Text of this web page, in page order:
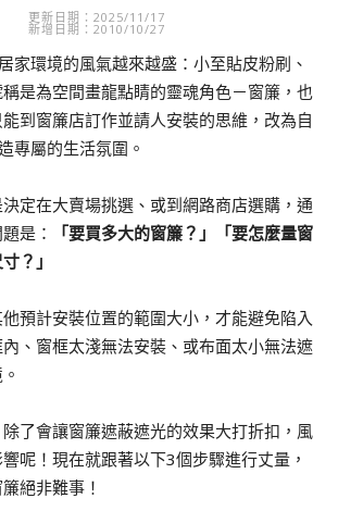
更新日期：2025/11/17
新增日期：2010/10/27
家環境的風氣越來越盛：小至貼皮粉刷、
是為空間畫龍點睛的靈魂角色－窗簾，也
到窗簾店訂作並請人安裝的思維，改為自
專屬的生活氛圍。
定在大賣場挑選、或到網路商店選購，通
是：
「要買多大的窗簾？」「要怎麼量窗
？」
預計安裝位置的範圍大小，才能避免陷入
、窗框太淺無法安裝、或布面太小無法遮
了會讓窗簾遮蔽遮光的效果大打折扣，風
呢！現在就跟著以下3個步驟進行丈量，
絕非難事！